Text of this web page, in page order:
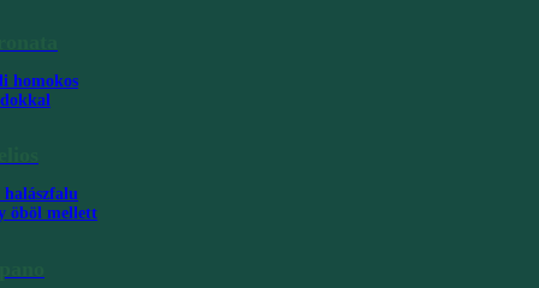
homokos
öböl mellett
heti